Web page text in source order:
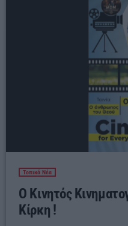
Τοπικά Νέα
Ο Κινητός
Κίρκη !